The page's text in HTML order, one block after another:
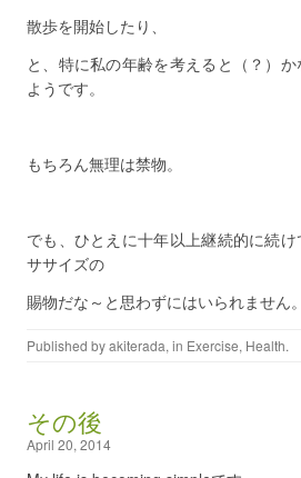
散歩を開始したり、
と、特に私の年齢を考えると（？）
ようです。
もちろん無理は禁物。
でも、ひとえに十年以上継続的に続
ササイズの
賜物だな～と思わずにはいられません。
Published byakiterada, in Exercise, Health.
その後
April 20, 2014